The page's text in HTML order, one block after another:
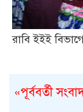
রাবি ইইই
«পূর্ববর্তী